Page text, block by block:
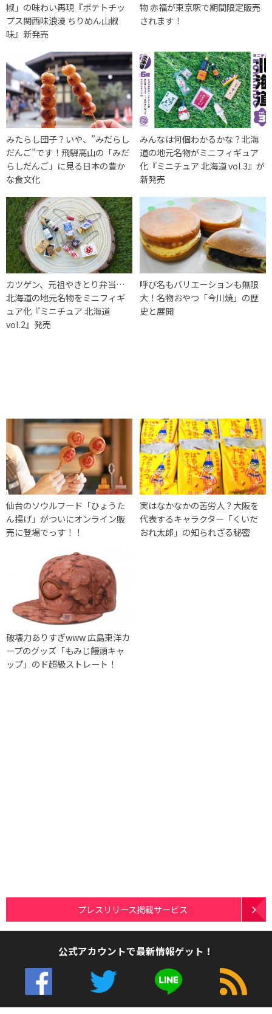
椒」の味わい再現『ポテトチッ
プス関西味浪漫 ちりめん山椒
味』新発売
物 赤福が東京駅で期間限定販売
されます！
みたらし団子？いや、”みだらし
だんご”です！飛騨高山の「みだ
らしだんご」に見る日本の豊か
な食文化
みんなは何個わかるかな？北海
道の地元名物がミニフィギュア
化『ミニチュア 北海道 vol.3』が
新発売
カツゲン、元祖やきとり弁当…
北海道の地元名物をミニフィギ
ュア化『ミニチュア 北海道
vol.2』発売
呼び名もバリエーションも無限
大！名物おやつ「今川焼」の歴
史と展開
仙台のソウルフード「ひょうた
ん揚げ」がついにオンライン販
売に登場でっす！！
実はなかなかの苦労人？大阪を
代表するキャラクター「くいだ
おれ太郎」の知られざる秘密
破壊力ありすぎwww 広島東洋カ
ープのグッズ「もみじ饅頭キャ
ップ」のド超級ストレート！
プレスリリース掲載サービス
公式アカウントで最新情報ゲット！